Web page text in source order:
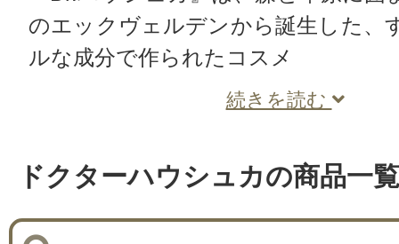
のエックヴェルデンから誕生した、
ルな成分で作られたコスメ
続きを読む
ドクターハウシュカの商品一覧